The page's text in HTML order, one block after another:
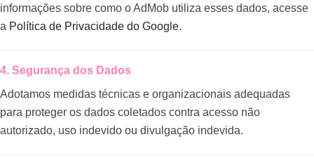
informações sobre como o AdMob utiliza esses dados, acesse
a Política de Privacidade do Google
4. Segurança dos Dados
Adotamos medidas técnicas e organizacionais adequadas
para proteger os dados coletados contra acesso não
autorizado, uso indevido ou divulgação indevida.